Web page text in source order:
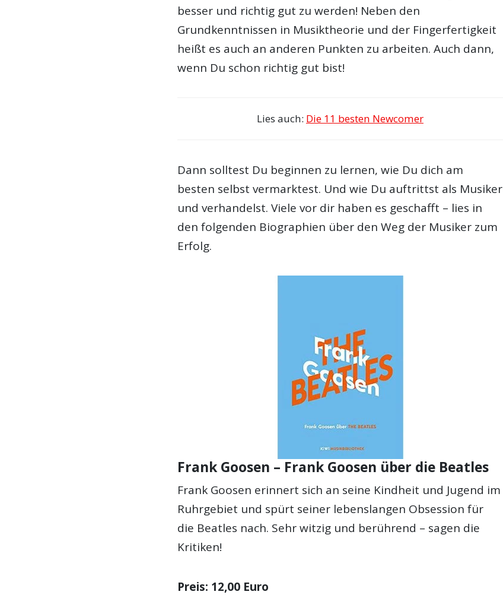
besser und richtig gut zu werden! Neben den
Grundkenntnissen in Musiktheorie und der Fingerfertigkeit
heißt es auch an anderen Punkten zu arbeiten. Auch dann,
wenn Du schon richtig gut bist!
Lies auch: Die 11 besten Newcomer
Dann solltest Du beginnen zu lernen, wie Du dich am
besten selbst vermarktest. Und wie Du auftrittst als Musiker
und verhandelst. Viele vor dir haben es geschafft – lies in
den folgenden Biographien über den Weg der Musiker zum
Erfolg.
Frank Goosen – Frank Goosen über die Beatles
Frank Goosen erinnert sich an seine Kindheit und Jugend im
Ruhrgebiet und spürt seiner lebenslangen Obsession für
die Beatles nach. Sehr witzig und berührend – sagen die
Kritiken!
Preis: 12,00 Euro